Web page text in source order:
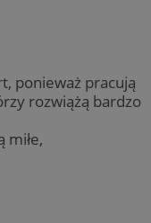
ponieważ pracują
rozwiążą bardzo
miłe,